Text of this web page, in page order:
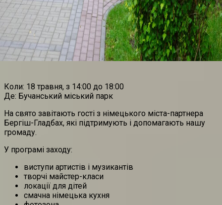
Коли: 18 травня, з 14:00 до 18:00
Де: Бучанський міський парк
На свято завітають гості з німецького міста-партнера
Бергіш-Гладбах, які підтримують і допомагають нашу
громаду.
У програмі заходу:
виступи артистів і музикантів
творчі майстер-класи
локації для дітей
смачна німецька кухня